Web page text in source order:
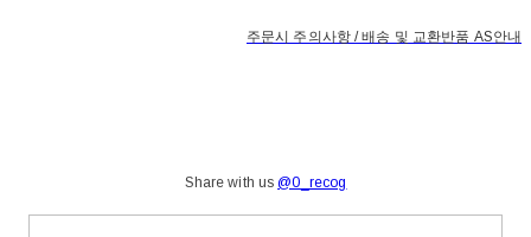
주문시 주의사항 / 배송 및 교환반품 AS안내
Share with us@0 _recog